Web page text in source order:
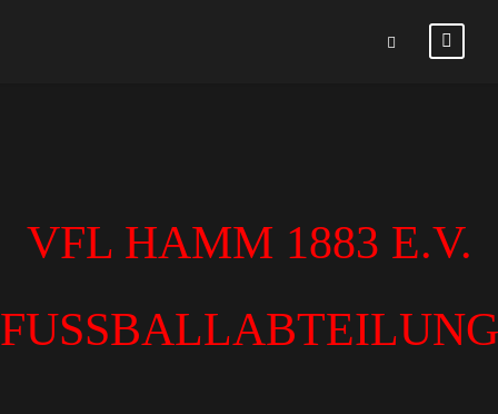
VFL HAMM 1883 E.V.
FUSSBALLABTEILUNG